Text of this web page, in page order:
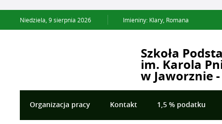
Niedziela, 9sierpnia 2026 Imieniny: Klary, Romana
Szkoła
im. Karola
w Jaworznie
Organizacja pracy Kontakt 1,5 % podatku